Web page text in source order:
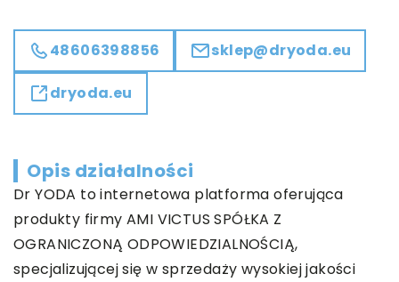
48606398856 sklep@dryoda.eu
dryoda.eu
Opis działalności
Dr YODA to internetowa platforma oferująca
produkty firmy AMI VICTUS SPÓŁKA Z
OGRANICZONĄ ODPOWIEDZIALNOŚCIĄ,
specjalizującej się w sprzedaży wysokiej jakości